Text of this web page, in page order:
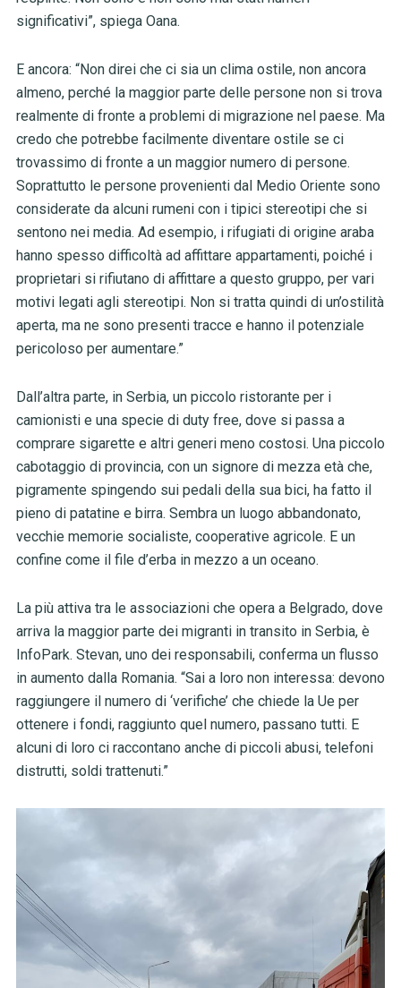
significativi”, spiega Oana.
E ancora: “Non direi che ci sia un clima ostile, non ancora
almeno, perché la maggior parte delle persone non si trova
realmente di fronte a problemi di migrazione nel paese. Ma
credo che potrebbe facilmente diventare ostile se ci
trovassimo di fronte a un maggior numero di persone.
Soprattutto le persone provenienti dal Medio Oriente sono
considerate da alcuni rumeni con i tipici stereotipi che si
sentono nei media. Ad esempio, i rifugiati di origine araba
hanno spesso difficoltà ad affittare appartamenti, poiché i
proprietari si rifiutano di affittare a questo gruppo, per vari
motivi legati agli stereotipi. Non si tratta quindi di un’ostilità
aperta, ma ne sono presenti tracce e hanno il potenziale
pericoloso per aumentare.”
Dall’altra parte, in Serbia, un piccolo ristorante per i
camionisti e una specie di duty free, dove si passa a
comprare sigarette e altri generi meno costosi. Una piccolo
cabotaggio di provincia, con un signore di mezza età che,
pigramente spingendo sui pedali della sua bici, ha fatto il
pieno di patatine e birra. Sembra un luogo abbandonato,
vecchie memorie socialiste, cooperative agricole. E un
confine come il file d’erba in mezzo a un oceano.
La più attiva tra le associazioni che opera a Belgrado, dove
arriva la maggior parte dei migranti in transito in Serbia, è
InfoPark. Stevan, uno dei responsabili, conferma un flusso
in aumento dalla Romania. “Sai a loro non interessa: devono
raggiungere il numero di ‘verifiche’ che chiede la Ue per
ottenere i fondi, raggiunto quel numero, passano tutti. E
alcuni di loro ci raccontano anche di piccoli abusi, telefoni
distrutti, soldi trattenuti.”